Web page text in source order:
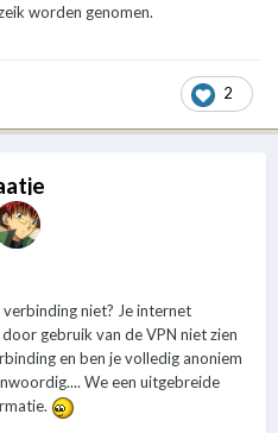
worden genomen.
2
niet? Je internet
gebruik van de VPN niet zien
en ben je volledig anoniem
We een uitgebreide